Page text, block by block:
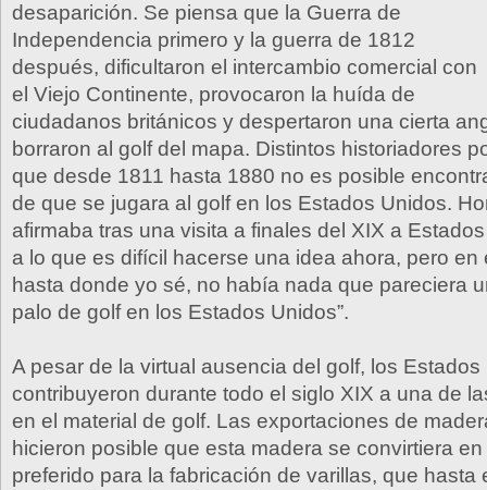
desaparición. Se piensa que la Guerra de
Independencia primero y la guerra de 1812
después, dificultaron el intercambio comercial con
el Viejo Continente, provocaron la huída de
ciudadanos británicos y despertaron una cierta
borraron al golf del mapa. Distintos historiadores
que desde 1811 hasta 1880 no es posible
de que se jugara al golf en los Estados Unidos.
afirmaba tras una visita a finales del XIX a
a lo que es difícil hacerse una idea ahora, pero en
hasta donde yo sé, no había nada que pareciera
palo de golf en los Estados Unidos”.
A pesar de la virtual ausencia del golf, los Estados
contribuyeron durante todo el siglo XIX a una de
en el material de golf. Las exportaciones de
hicieron posible que esta madera se convirtiera
preferido para la fabricación de varillas, que hasta